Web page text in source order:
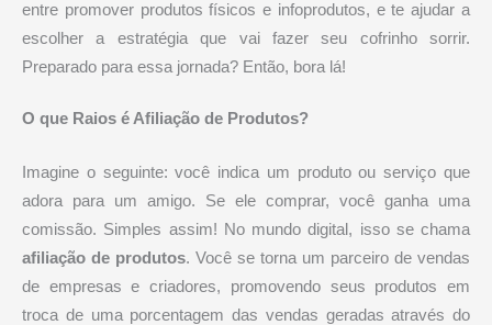
entre promover produtos físicos e infoprodutos, e te ajudar a
escolher a estratégia que vai fazer seu cofrinho sorrir.
Preparado para essa jornada? Então, bora lá!
O que Raios é Afiliação de Produtos?
Imagine o seguinte: você indica um produto ou serviço que
adora para um amigo. Se ele comprar, você ganha uma
comissão. Simples assim! No mundo digital, isso se chama
afiliação de produtos. Você se torna um parceiro de vendas
de empresas e criadores, promovendo seus produtos em
troca de uma porcentagem das vendas geradas através do